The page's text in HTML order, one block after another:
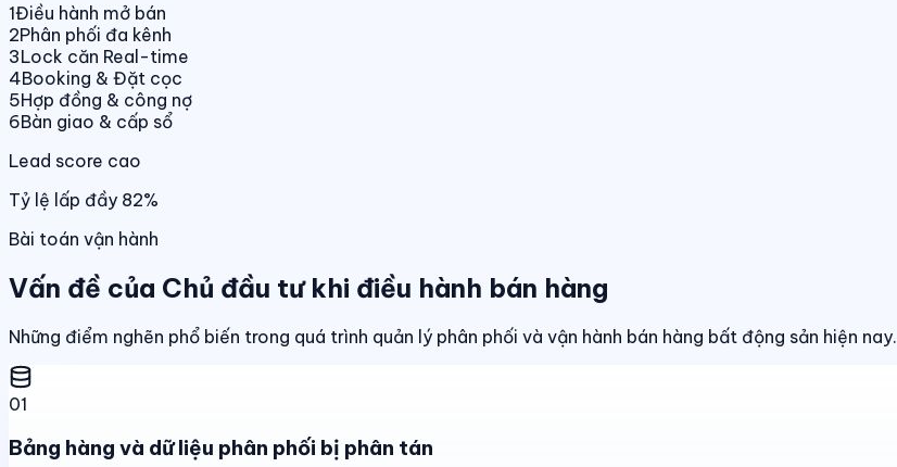
1Điều hành mở bán
2Phân phối đa kênh
3Lock căn Real-time
4Booking & Đặt cọc
5Hợp đồng & công nợ
6Bàn giao & cấp sổ
Lead score cao
Tỷ lệ lấp đầy 82%
Bài toán vận hành
Vấn đề của Chủ đầu tư khi điều hành bán hàng
Những điểm nghẽn phổ biến trong quá trình quản lý phân phối và vận hành bán hàng bất động sản hiện nay.
01
Bảng hàng và dữ liệu phân phối bị phân tán